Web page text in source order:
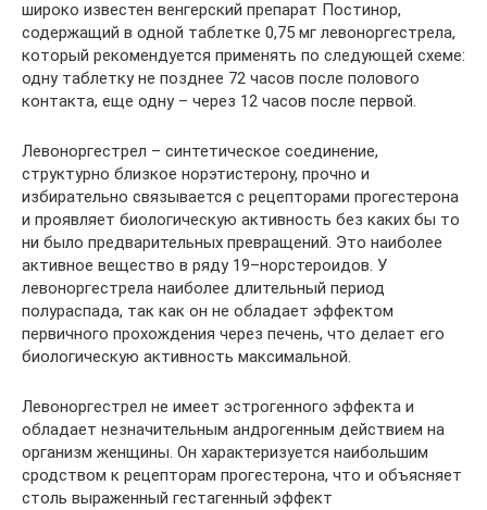
широко известен венгерский препарат Постинор,
содержащий в одной таблетке 0,75 мг левоноргестрела,
который рекомендуется применять по следующей схеме:
одну таблетку не позднее 72 часов после полового
контакта, еще одну – через 12 часов после первой.
Левоноргестрел – синтетическое соединение,
структурно близкое норэтистерону, прочно и
избирательно связывается с рецепторами прогестерона
и проявляет биологическую активность без каких бы то
ни было предварительных превращений. Это наиболее
активное вещество в ряду 19–норстероидов. У
левоноргестрела наиболее длительный период
полураспада, так как он не обладает эффектом
первичного прохождения через печень, что делает его
биологическую активность максимальной.
Левоноргестрел не имеет эстрогенного эффекта и
обладает незначительным андрогенным действием на
организм женщины. Он характеризуется наибольшим
сродством к рецепторам прогестерона, что и объясняет
столь выраженный гестагенный эффект